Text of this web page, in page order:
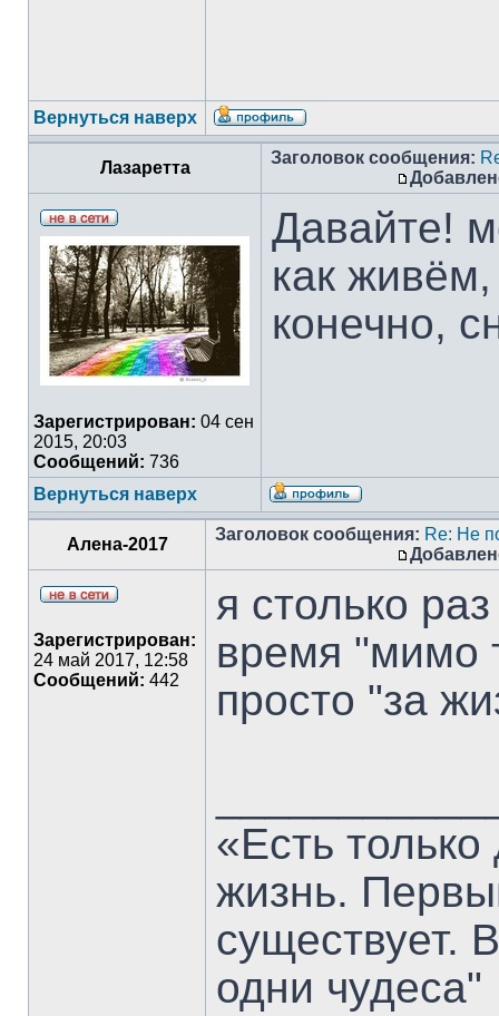
Вернуться наверх
Лазаретта
Заголовок сообщения:
Зарегистрирован: 04 сен
2015, 20:03
Сообщений: 736
Давайте!
как
конечно,
Вернуться наверх
Алена-2017
Заголовок сообщения: Re: Не
Зарегистрирован:
24 май 2017, 12:58
Сообщений: 442
я столько
время "мимо
просто "за
«Есть
жизнь.
существует.
одни чудеса"